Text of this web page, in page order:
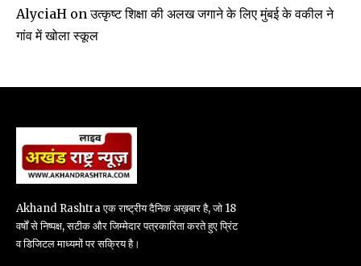
AlyciaH onउत्कृष्ट शिक्षा की अलख जगाने के लिए मुंबई के वकील ने
गांव में खोला स्कूल
Akhand Rashtra एक राष्ट्रीय दैनिक अख़बार है, जो 18
वर्षों से निष्पक्ष, सटीक और जिम्मेदार पत्रकारिता करते हुए प्रिंट
व डिजिटल माध्यमों पर सक्रिय है।